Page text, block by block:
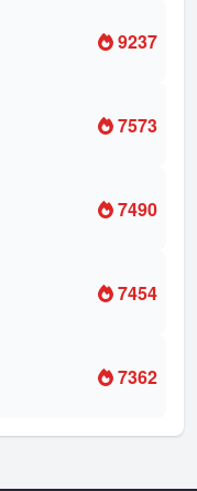
9237
7573
7490
7454
7362